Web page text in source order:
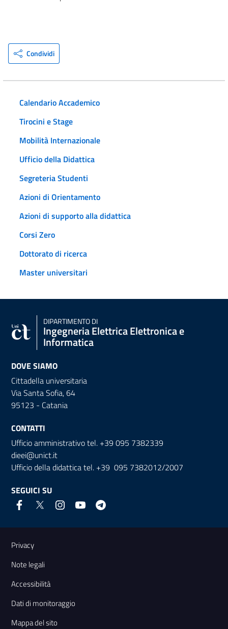
Condividi
Calendario Accademico
Tirocini e Stage
Mobilità Internazionale
Ufficio della Didattica
Segreteria Studenti
Azioni di Orientamento
Azioni di supporto alla didattica
Corsi Zero
Dottorato di ricerca
Master universitari
DIPARTIMENTO DI
Ingegneria Elettrica Elettronica e
Informatica
DOVE SIAMO
Cittadella universitaria
Via Santa Sofia, 64
95123 - Catania
CONTATTI
Ufficio amministrativo tel. +39 095 7382339
dieei@unict.it
Ufficio della didattica tel. +39 095 7382012/2007
SEGUICI SU
Link e informazioni utili
Privacy
Note legali
Accessibilità
Dati di monitoraggio
Mappa del sito